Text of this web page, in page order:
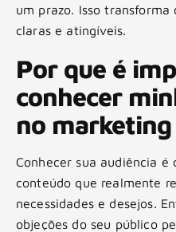
um prazo. Isso
claras e atingíveis.
Por que é
conhecer
no
Conhecer sua audiência
conteúdo que realmente
necessidades e desejos.
objeções do seu público